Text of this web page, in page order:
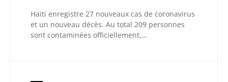
Haïti enregistre 27 nouveaux cas de coronavirus
et un nouveau décès. Au total 209 personnes
sont contaminées officiellement,…